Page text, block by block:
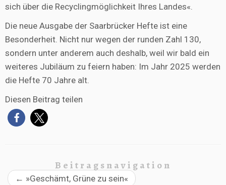
sich über die Recyclingmöglichkeit Ihres Landes«.
Die neue Ausgabe der Saarbrücker Hefte ist eine
Besonderheit. Nicht nur wegen der runden Zahl 130,
sondern unter anderem auch deshalb, weil wir bald ein
weiteres Jubiläum zu feiern haben: Im Jahr 2025 werden
die Hefte 70 Jahre alt.
Diesen Beitrag teilen
Beitragsnavigation
← »Geschämt, Grüne zu sein«